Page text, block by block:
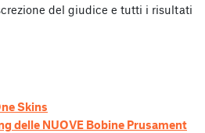
del giudice e tutti i risultati
Skins
delle NUOVE Bobine Prusament